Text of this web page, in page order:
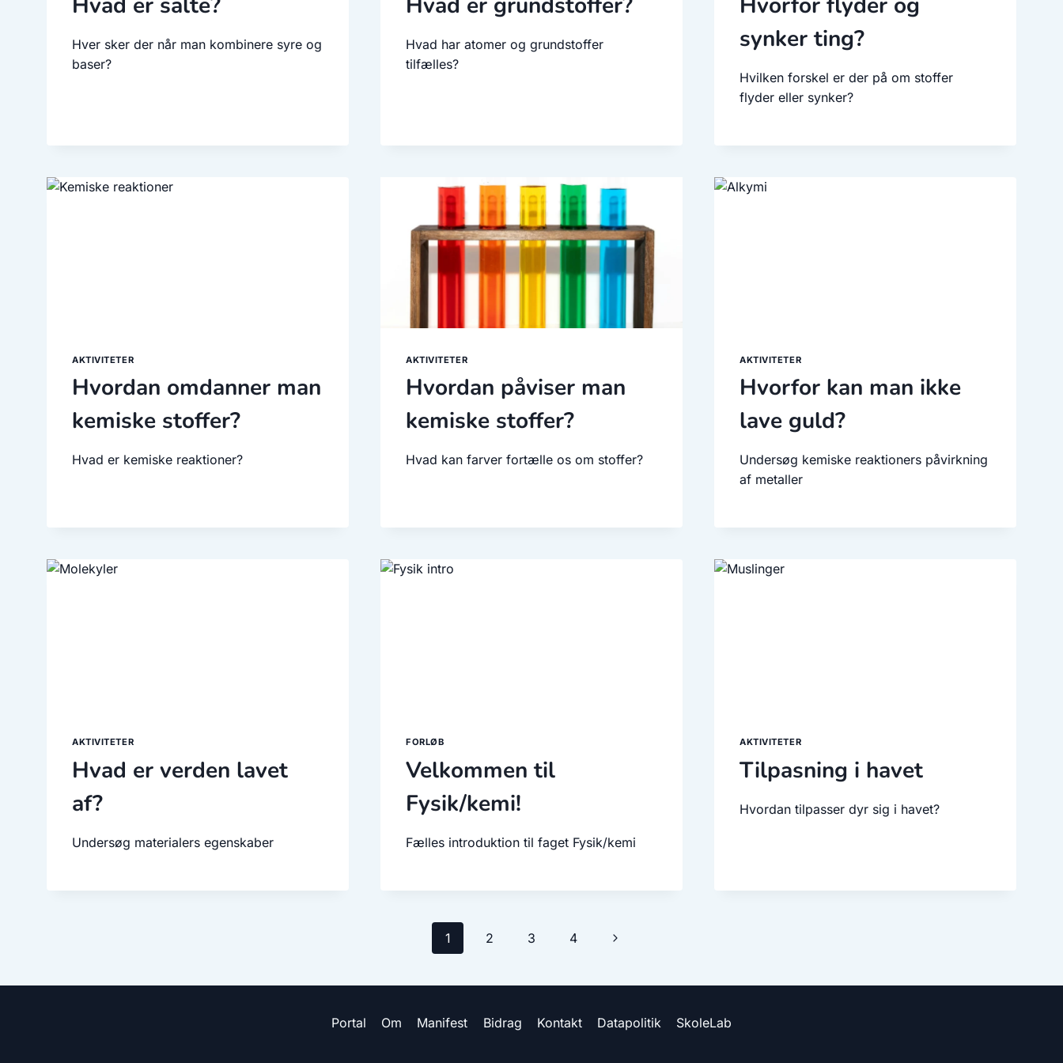
Hver sker der når man kombinere syre og
baser?
Hvad har atomer og grundstoffer
tilfælles?
synker ting?
Hvilken forskel er der på om stoffer
flyder eller synker?
AKTIVITETER
Hvordan omdanner man
kemiske stoffer?
Hvad er kemiske reaktioner?
AKTIVITETER
Hvordan påviser man
kemiske stoffer?
Hvad kan farver fortælle os om stoffer?
AKTIVITETER
Hvorfor kan man ikke
lave guld?
Undersøg kemiske reaktioners påvirkning
af metaller
AKTIVITETER
Hvad er verden lavet
af?
Undersøg materialers egenskaber
FORLØB
Velkommen til
Fysik/kemi!
Fælles introduktion til faget Fysik/kemi
AKTIVITETER
Tilpasning i havet
Hvordan tilpasser dyr sig i havet?
1 2 3 4
Næste
Portal Om Manifest Bidrag Kontakt Datapolitik SkoleLab